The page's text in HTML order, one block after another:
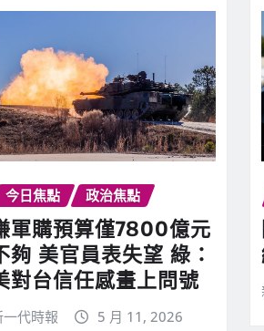
今日焦點 政治焦點
軍購預算僅7800億元
夠 美官員表失望 綠：
對台信任感畫上問號
一代時報 5 月 11, 2026